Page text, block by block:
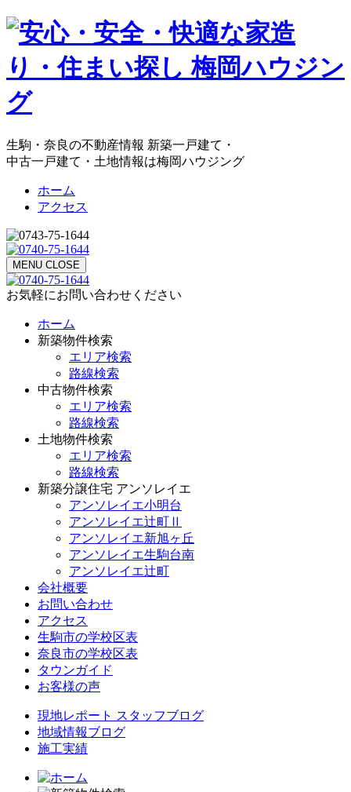
生駒・奈良の不動産情報 新築一戸建て・
中古一戸建て・土地情報は梅岡ハウジング
ホーム
アクセス
MENU CLOSE
お気軽にお問い合わせください
ホーム
新築物件検索
エリア検索
路線検索
中古物件検索
エリア検索
路線検索
土地物件検索
エリア検索
路線検索
新築分譲住宅 アンソレイエ
アンソレイエ小明台
アンソレイエ辻町Ⅱ
アンソレイエ新旭ヶ丘
アンソレイエ生駒台南
アンソレイエ辻町
会社概要
お問い合わせ
アクセス
生駒市の学校区表
奈良市の学校区表
タウンガイド
お客様の声
現地レポート スタッフブログ
地域情報ブログ
施工実績